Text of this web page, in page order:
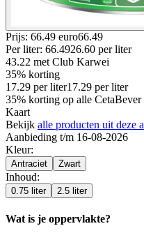
Prijs: 66.49 euro66.49
Per liter: 66.4926.60 per liter
43.22 met Club Karwei
35% korting
17.29 per liter17.29 per liter
35% korting op alle
Kaart
Bekijk alle producten uit deze
Aanbieding t/m 16-08-2026
Kleur:
Antraciet Zwart
Inhoud:
0.75 liter 2.5 liter
Wat is je oppervlakte?